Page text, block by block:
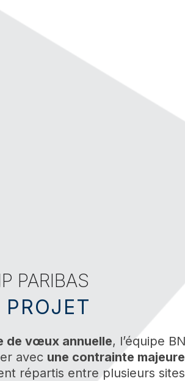
PARIBAS
PROJET
de vœux annuelle, l’équipe
avec une contrainte majeure
répartis entre plusieurs sites